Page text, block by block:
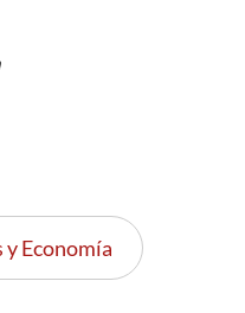
y Economía